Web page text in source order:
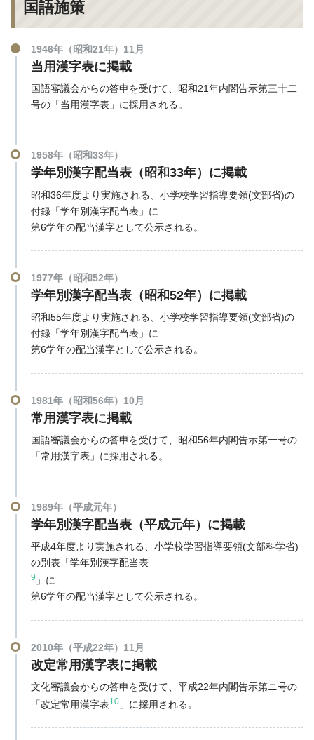
国語施策
1946年（昭和21年）11月
当用漢字表に掲載
国語審議会からの答申を受けて、昭和21年内閣告示第三十二
号の「当用漢字表」に採用される。
1958年（昭和33年）
学年別漢字配当表（昭和33年）に掲載
昭和36年度より実施される、小学校学習指導要領(文部省)の
付録「学年別漢字配当表」に
第6学年の配当漢字として公示される。
1977年（昭和52年）
学年別漢字配当表（昭和52年）に掲載
昭和55年度より実施される、小学校学習指導要領(文部省)の
付録「学年別漢字配当表」に
第6学年の配当漢字として公示される。
1981年（昭和56年）10月
常用漢字表に掲載
国語審議会からの答申を受けて、昭和56年内閣告示第一号の
「常用漢字表」に採用される。
1989年（平成元年）
学年別漢字配当表（平成元年）に掲載
平成4年度より実施される、小学校学習指導要領(文部科学省)
の別表「学年別漢字配当表
9 」に
第6学年の配当漢字として公示される。
2010年（平成22年）11月
改定常用漢字表に掲載
文化審議会からの答申を受けて、平成22年内閣告示第ニ号の
「改定常用漢字表10」に採用される。